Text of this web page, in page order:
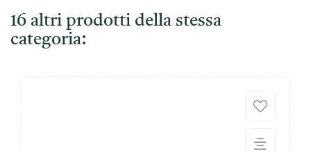
16 altri prodotti della stessa
categoria: